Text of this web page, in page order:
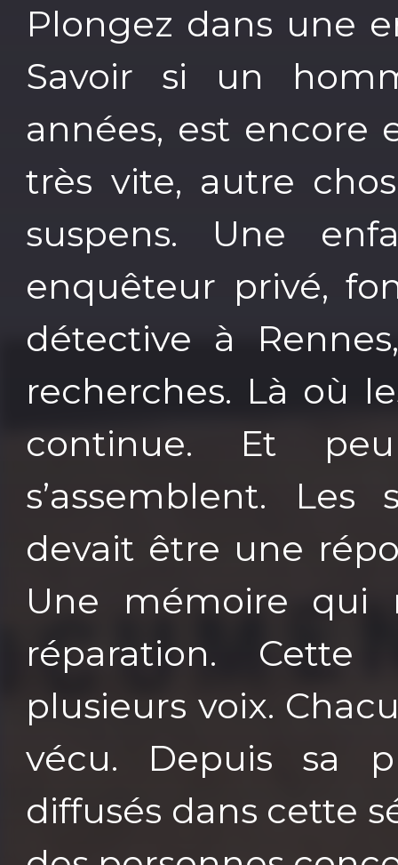
Plongez dans une
Savoir si un
années, est encore
très vite, autre
suspens. Une
enquêteur privé,
détective à
recherches. Là où
continue. Et
s’assemblent.
devait être une
Une mémoire qui
réparation.
plusieurs voix.
vécu. Depuis sa
diffusés dans cette